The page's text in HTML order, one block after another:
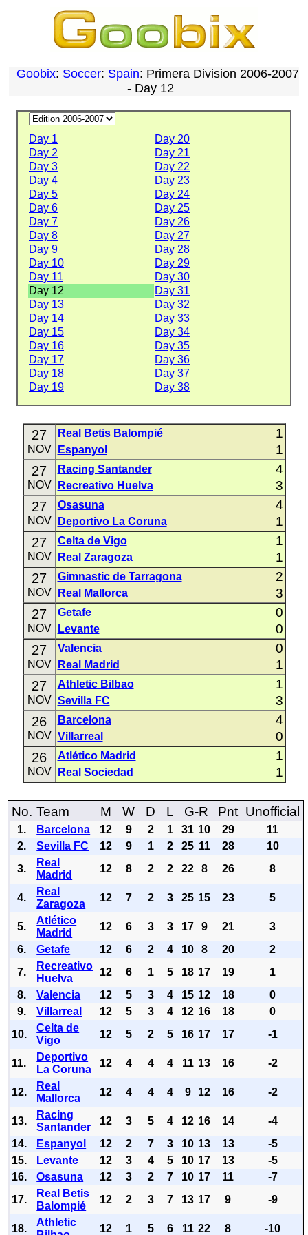
Goobix: Soccer: Spain: Primera Division 2006-2007
- Day 12
Day 1
Day 20
Day 2
Day 21
Day 3
Day 22
Day 4
Day 23
Day 5
Day 24
Day 6
Day 25
Day 7
Day 26
Day 8
Day 27
Day 9
Day 28
Day 10
Day 29
Day 11
Day 30
Day 12
Day 31
Day 13
Day 32
Day 14
Day 33
Day 15
Day 34
Day 16
Day 35
Day 17
Day 36
Day 18
Day 37
Day 19
Day 38
27
NOV
Real Betis Balompié 1
Espanyol 1
27
NOV
Racing Santander 4
Recreativo Huelva 3
27
NOV
Osasuna 4
Deportivo La Coruna 1
27
NOV
Celta de Vigo 1
Real Zaragoza 1
27
NOV
Gimnastic de Tarragona 2
Real Mallorca 3
27
NOV
Getafe 0
Levante 0
27
NOV
Valencia 0
Real Madrid 1
27
NOV
Athletic Bilbao 1
Sevilla FC 3
26
NOV
Barcelona 4
Villarreal 0
26
NOV
Atlético Madrid 1
Real Sociedad 1
No. Team M W D L G-R Pnt Unofficial
1. Barcelona 12 9 2 1 31 10 29
11
2.
Sevilla FC 12 9 1 2 25 11 28
10
3.
Real
Madrid
12 8 2 2 22 8 26 8
4.
Real
Zaragoza
12 7 2 3 25 15 23 5
5.
Atlético
Madrid
12 6 3 3 17 9 21
3
6.
Getafe 12 6 2 4 10 8 20
2
7.
Recreativo
Huelva
12 6 1 5 18 17 19
1
8.
Valencia 12 5 3 4 15 12 18
0
9.
Villarreal 12 5 3 4 12 16 18
0
10.
Celta de
Vigo
12 5 2 5 16 17 17 -1
11.
Deportivo
La Coruna
12 4 4 4 11 13 16 -2
12.
Real
Mallorca
12 4 4 4 9 12 16 -2
13.
Racing
Santander
12 3 5 4 12 16 14
-4
14.
Espanyol 12 2 7 3 10 13 13
-5
15.
Levante 12 3 4 5 10 17 13
-5
16.
Osasuna 12 3 2 7 10 17 11
-7
17.
Real Betis
Balompié
12 2 3 7 13 17 9 -9
18.
Athletic
12 1 5 6 11 22 8 -10